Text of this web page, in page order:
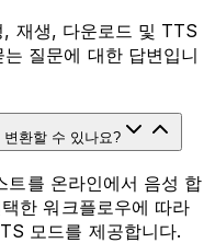
재생, 다운로드 및 TTS
질문에 대한 답변입니
환할 수 있나요?
를 온라인에서 음성 합
한 워크플로우에 따라
모드를 제공합니다.